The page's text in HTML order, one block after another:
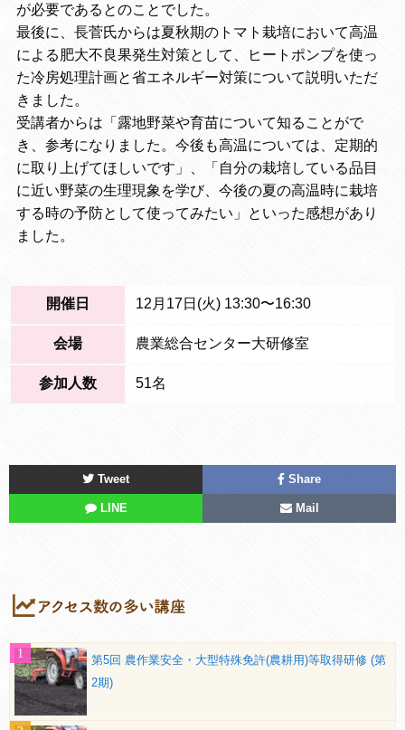
が必要であるとのことでした。
最後に、長菅氏からは夏秋期のトマト栽培において高温
による肥大不良果発生対策として、ヒートポンプを使っ
た冷房処理計画と省エネルギー対策について説明いただ
きました。
受講者からは「露地野菜や育苗について知ることがで
き、参考になりました。今後も高温については、定期的
に取り上げてほしいです」、「自分の栽培している品目
に近い野菜の生理現象を学び、今後の夏の高温時に栽培
する時の予防として使ってみたい」といった感想があり
ました。
開催日 12月17日(火) 13:30〜16:30
会場 農業総合センター大研修室
参加人数 51名
Tweet Share
LINE Mail
第5回 農作業安全・大型特殊免許(農耕用)等取得研修 (第
2期)